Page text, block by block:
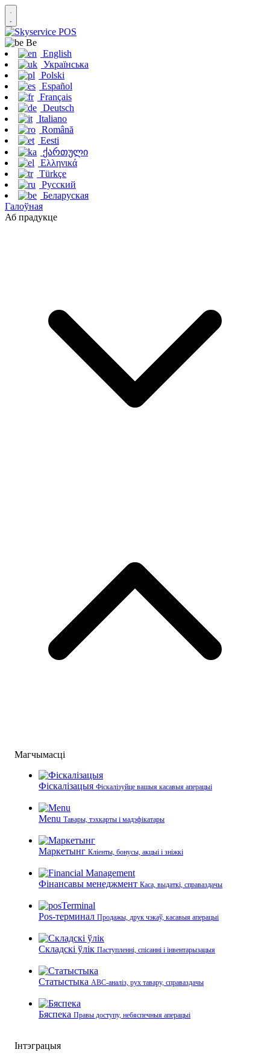
Be
English
Українська
Polski
Español
Français
Deutsch
Italiano
Română
Eesti
ქართული
Ελληνικά
Türkçe
Русский
Беларуская
Галоўная
Аб прадукце
Магчымасці
Фіскалізацыя Фіскалізуйце вашыя касавыя аперацыі
Menu Тавары, тэхкарты і мадэфікатары
Маркетынг Кліенты, бонусы, акцыі і зніжкі
Фінансавы менеджмент Каса, выдаткі, справаздачы
Pos-терминал Продажы, друк чэкаў, касавыя аперацыі
Складскі ўлік Паступленні, спісанні і інвентарызацыя
Статыстыка ABC-аналіз, рух тавару, справаздачы
Бяспека Правы доступу, небяспечныя аперацыі
Інтэграцыя